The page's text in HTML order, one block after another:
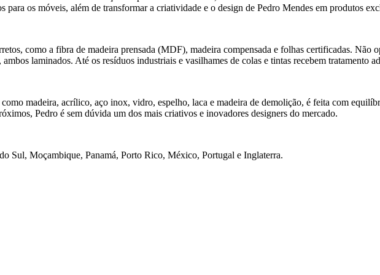
para os móveis, além de transformar a criatividade e o design de Pedro Mendes em produtos
como a fibra de madeira prensada (MDF), madeira compensada e folhas certificadas. Não
laminados. Até os resíduos industriais e vasilhames de colas e tintas recebem tratamento
madeira, acrílico, aço inox, vidro, espelho, laca e madeira de demolição, é feita com
Pedro é sem dúvida um dos mais criativos e inovadores designers do mercado.
Sul, Moçambique, Panamá, Porto Rico, México, Portugal e Inglaterra.